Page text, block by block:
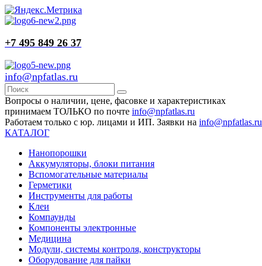
+7 495 849 26 37
info@npfatlas.ru
Вопросы о наличии, цене, фасовке и характеристиках
принимаем ТОЛЬКО по почте info@npfatlas.ru
Работаем только с юр. лицами и ИП. Заявки на info@npfatlas.ru
КАТАЛОГ
Нанопорошки
Аккумуляторы, блоки питания
Вспомогательные материалы
Герметики
Инструменты для работы
Клеи
Компаунды
Компоненты электронные
Медицина
Модули, системы контроля, конструкторы
Оборудование для пайки